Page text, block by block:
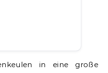
in eine große